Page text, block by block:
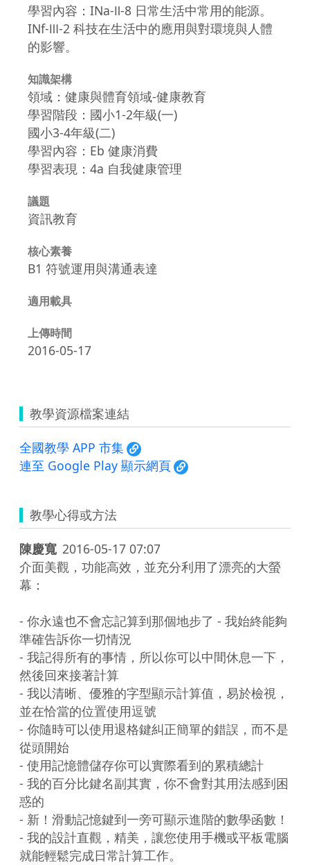
學習內容：INa-Ⅱ-8 日常生活中常用的能源。
INf-Ⅲ-2 科技在生活中的應用與對環境與人體
的影響。
知識架構
領域：健康與體育領域-健康教育
學習階段：國小1-2年級(一)
國小3-4年級(二)
學習內容：Eb 健康消費
學習表現：4a 自我健康管理
議題
資訊教育
核心素養
B1 符號運用與溝通表達
適用載具
上傳時間
2016-05-17
教學資源檔案連結
全國教學 APP 市集
連至 Google Play 顯示網頁
教學心得或方法
陳慶寬 2016-05-17 07:07
介面美觀，功能高效，並充分利用了漂亮的大螢
幕：
- 你永遠也不會忘記算到那個地步了 - 我始終能夠
準確告訴你一切情況
- 我記得所有的事情，所以你可以中間休息一下，
然後回來接著計算
- 我以清晰、優雅的字型顯示計算值，易於檢視，
並在恰當的位置使用逗號
- 你隨時可以使用退格鍵糾正簡單的錯誤，而不是
從頭開始
- 使用記憶體儲存你可以實際看到的累積總計
- 我的百分比鍵名副其實，你不會對其用法感到困
惑的
- 新！滑動記憶鍵到一旁可顯示進階的數學函數！
- 我的設計直觀，精美，讓您使用手機或平板電腦
就能輕鬆完成日常計算工作。